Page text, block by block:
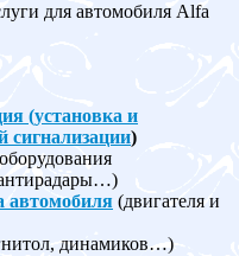
для автомобиля Alfa
(установка и
сигнализации)
автомобиля (двигателя и
динамиков…)